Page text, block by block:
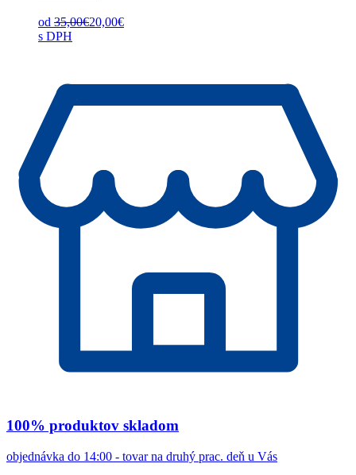
od 35,00€20,00€
s DPH
100% produktov skladom
objednávka do 14:00 - tovar na druhý prac. deň u Vás